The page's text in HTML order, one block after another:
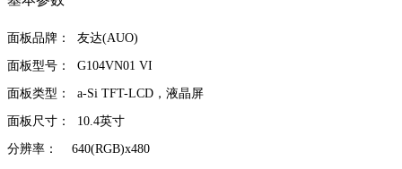
面板品牌： 友达(AUO)
面板型号： G104VN01 VI
面板类型： a-Si TFT-LCD ，液晶屏
面板尺寸： 10.4英寸
分辨率： 640(RGB)x480